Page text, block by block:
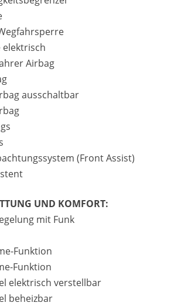
elektrisch
Airbag
ausschaltbar
(Front Assist)
UND KOMFORT:
mit Funk
Funktion
Funktion
elektrisch verstellbar
beheizbar